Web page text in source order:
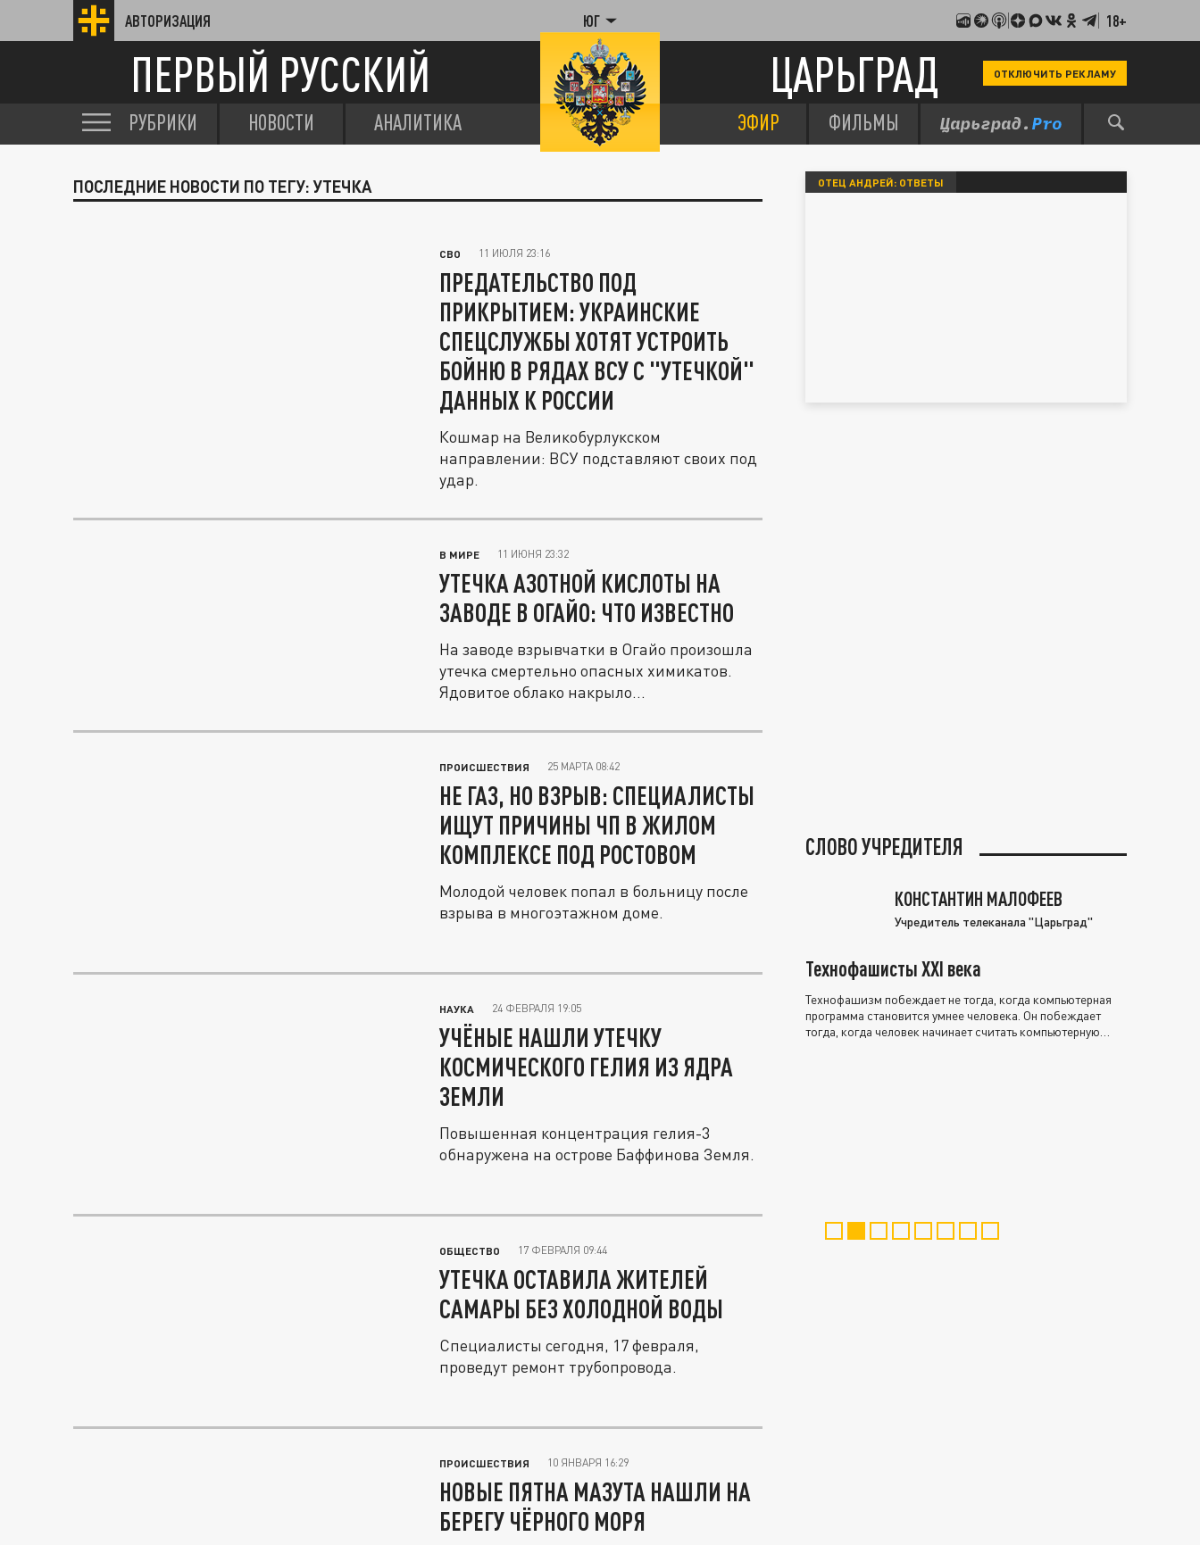
АВТОРИЗАЦИЯ ЮГ 18+
ПЕРВЫЙ РУССКИЙ ЦАРЬГРАД ОТКЛЮЧИТЬ РЕКЛАМУ
РУБРИКИ НОВОСТИ АНАЛИТИКА ЭФИР ФИЛЬМЫ
ПОСЛЕДНИЕ НОВОСТИ ПО ТЕГУ: УТЕЧКА
СВО 11 ИЮЛЯ 23:16
ПРЕДАТЕЛЬСТВО ПОД
ПРИКРЫТИЕМ: УКРАИНСКИЕ
СПЕЦСЛУЖБЫ ХОТЯТ УСТРОИТЬ
БОЙНЮ В РЯДАХ ВСУ С "УТЕЧКОЙ"
ДАННЫХ К РОССИИ
Кошмар на Великобурлукском
направлении: ВСУ подставляют своих под
удар.
В МИРЕ 11 ИЮНЯ 23:32
УТЕЧКА АЗОТНОЙ КИСЛОТЫ НА
ЗАВОДЕ В ОГАЙО: ЧТО ИЗВЕСТНО
На заводе взрывчатки в Огайо произошла
утечка смертельно опасных химикатов.
Ядовитое облако накрыло...
ПРОИСШЕСТВИЯ 25 МАРТА 08:42
НЕ ГАЗ, НО ВЗРЫВ: СПЕЦИАЛИСТЫ
ИЩУТ ПРИЧИНЫ ЧП В ЖИЛОМ
КОМПЛЕКСЕ ПОД РОСТОВОМ
Молодой человек попал в больницу после
взрыва в многоэтажном доме.
НАУКА 24 ФЕВРАЛЯ 19:05
УЧЁНЫЕ НАШЛИ УТЕЧКУ
КОСМИЧЕСКОГО ГЕЛИЯ ИЗ ЯДРА
ЗЕМЛИ
Повышенная концентрация гелия-3
обнаружена на острове Баффинова Земля.
ОБЩЕСТВО 17 ФЕВРАЛЯ 09:44
УТЕЧКА ОСТАВИЛА ЖИТЕЛЕЙ
САМАРЫ БЕЗ ХОЛОДНОЙ ВОДЫ
Специалисты сегодня, 17 февраля,
проведут ремонт трубопровода.
ПРОИСШЕСТВИЯ 10 ЯНВАРЯ 16:29
НОВЫЕ ПЯТНА МАЗУТА НАШЛИ НА
БЕРЕГУ ЧЁРНОГО МОРЯ
ОТЕЦ АНДРЕЙ: ОТВЕТЫ
СЛОВО УЧРЕДИТЕЛЯ
КОНСТАНТИН МАЛОФЕЕВ
Учредитель телеканала "Царьград"
Технофашисты XXI века
Технофашизм побеждает не тогда, когда компьютерная
программа становится умнее человека. Он побеждает
тогда, когда человек начинает считать компьютерную